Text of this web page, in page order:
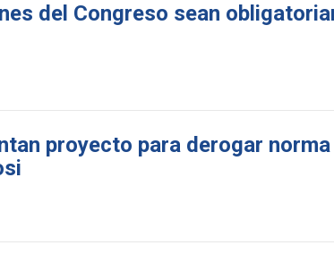
del Congreso sean
proyecto para derogar norma